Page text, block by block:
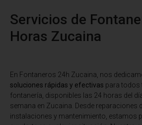
Servicios de
Horas Zucaina
En Fontaneros 24h Zucaina , nos
soluciones rápidas y efectivas para todos
fontanería, disponibles las 24 horas del
semana en Zucaina. Desde reparaciones
instalaciones y mantenimiento, estamos